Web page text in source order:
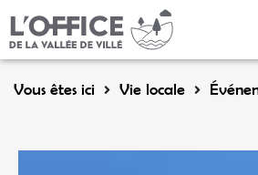
Vous êtes ici Vie locale
Panneau de gestion des cookies